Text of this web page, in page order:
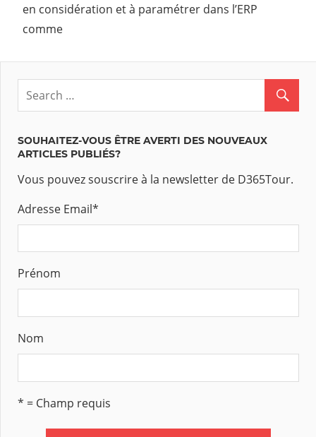
en considération et à paramétrer dans l’ERP
comme
SOUHAITEZ-VOUS ÊTRE AVERTI DES NOUVEAUX
ARTICLES PUBLIÉS?
Vous pouvez souscrire à la newsletter de D365Tour.
Adresse Email*
Prénom
Nom
* = Champ requis